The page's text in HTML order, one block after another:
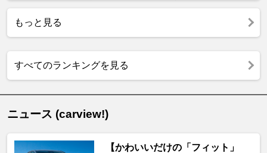
もっと見る
すべてのランキングを見る
ニュース (carview!)
【かわいいだけの「フィット」